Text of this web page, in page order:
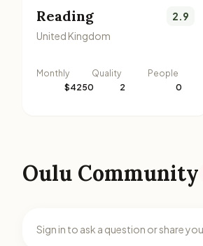
Reading
United Kingdom
2.9
Monthly
$4250
Quality
2
People
0
Oulu Community
Sign in to ask a question or share